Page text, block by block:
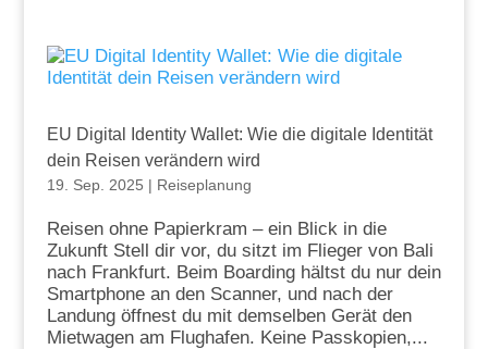
EU Digital Identity Wallet: Wie die digitale Identität
dein Reisen verändern wird
19. Sep. 2025 | Reiseplanung
Reisen ohne Papierkram – ein Blick in die
Zukunft Stell dir vor, du sitzt im Flieger von Bali
nach Frankfurt. Beim Boarding hältst du nur dein
Smartphone an den Scanner, und nach der
Landung öffnest du mit demselben Gerät den
Mietwagen am Flughafen. Keine Passkopien,...